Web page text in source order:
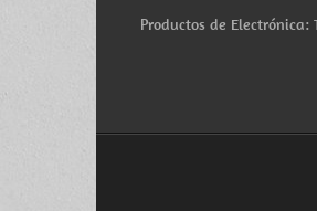
Productos de Electrónica: